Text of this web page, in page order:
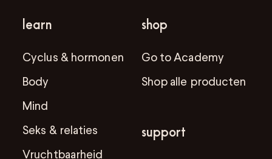
learn
Cyclus & hormonen
Body
Mind
Seks & relaties
Vruchtbaarheid
shop
Go to Academy
Shop alle producten
support